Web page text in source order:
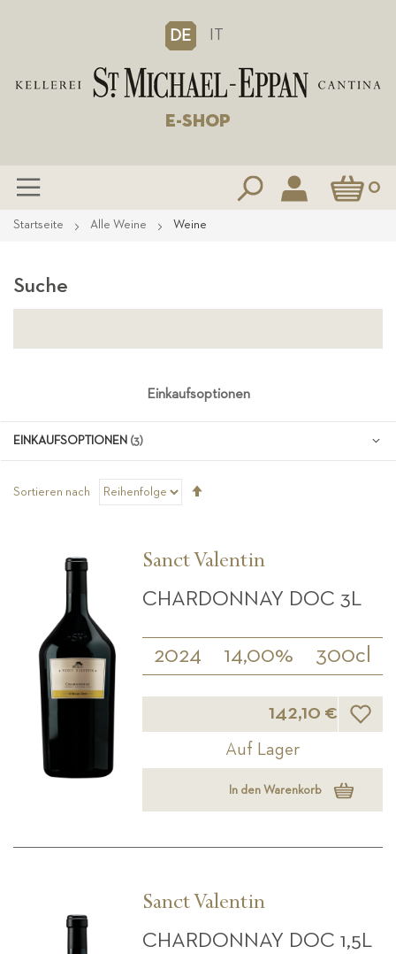
DE IT
E-SHOP
Mein 0
Zum
Startseite Alle Weine Weine
Sortieren nach
Sanct Valentin
CHARDONNAY DOC 3L
2024 14,00% 300cl
142,10 €
Auf Lager
In den Warenkorb
Sanct Valentin
CHARDONNAY DOC 1,5L
Suche
Einkaufsoptionen
EINKAUFSOPTIONEN